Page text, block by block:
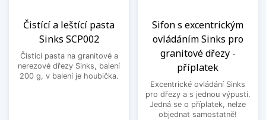
Čistící a leštící pasta
Sinks SCP002
Čistící pasta na granitové a
nerezové dřezy Sinks, balení
200 g, v balení je houbička.
Sifon s excentrickým
ovládáním Sinks pro
granitové dřezy -
příplatek
Excentrické ovládání Sinks
pro dřezy a s jednou výpustí.
Jedná se o příplatek, nelze
objednat samostatně!